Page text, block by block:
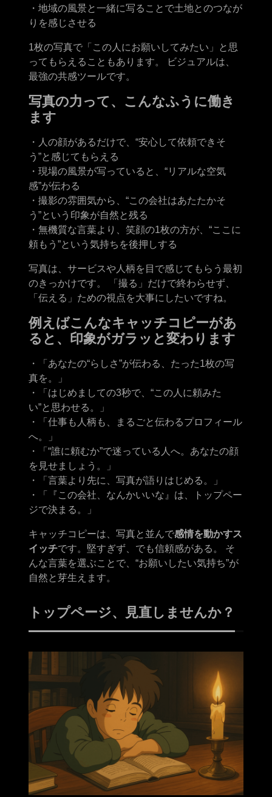
・地域の風景と一緒に写ることで土地とのつなが
りを感じさせる
1枚の写真で「この人にお願いしてみたい」と思
ってもらえることもあります。 ビジュアルは、
最強の共感ツールです。
写真の力って、こんなふうに働き
ます
・人の顔があるだけで、“安心して依頼できそ
う”と感じてもらえる
・現場の風景が写っていると、“リアルな空気
感”が伝わる
・撮影の雰囲気から、“この会社はあたたかそ
う”という印象が自然と残る
・無機質な言葉より、笑顔の1枚の方が、“ここに
頼もう”という気持ちを後押しする
写真は、サービスや人柄を目で感じてもらう最初
のきっかけです。 「撮る」だけで終わらせず、
「伝える」ための視点を大事にしたいですね。
例えばこんなキャッチコピーがあ
ると、印象がガラッと変わります
・「あなたの“らしさ”が伝わる、たった1枚の写
真を。」
・「はじめましての3秒で、“この人に頼みた
い”と思わせる。」
・「仕事も人柄も、まるごと伝わるプロフィール
へ。」
・「“誰に頼むか”で迷っている人へ。あなたの顔
を見せましょう。」
・「言葉より先に、写真が語りはじめる。」
・「『この会社、なんかいいな』は、トップペー
ジで決まる。」
キャッチコピーは、写真と並んで感情を動かすス
イッチです。堅すぎず、でも信頼感がある。 そ
んな言葉を選ぶことで、“お願いしたい気持ち”が
自然と芽生えます。
トップページ、見直しませんか？